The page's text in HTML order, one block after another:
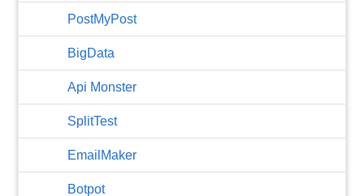
PostMyPost
BigData
Api Monster
SplitTest
EmailMaker
Botpot